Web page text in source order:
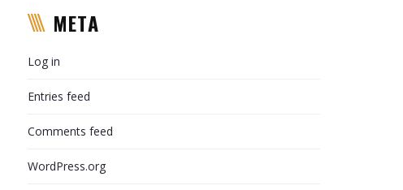
META
Log in
Entries feed
Comments feed
WordPress.org